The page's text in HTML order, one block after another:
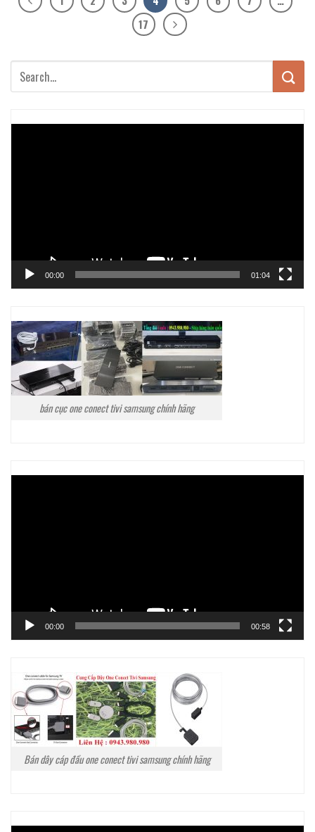
17
00:00 01:04
bán cục one conect tivi samsung chính hãng
00:00 00:58
Bán dây cáp đầu one conect tivi samsung chính hãng